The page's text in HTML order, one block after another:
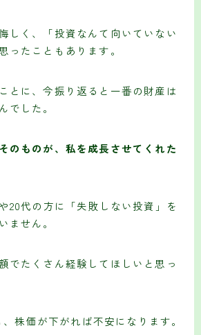
しく、「投資なんて向いていない
ったこともあります。
とに、今振り返ると一番の財産は
でした。
のものが、私を成長させてくれた
20代の方に「失敗しない投資」を
ません。
でたくさん経験してほしいと思っ
株価が下がれば不安になります。